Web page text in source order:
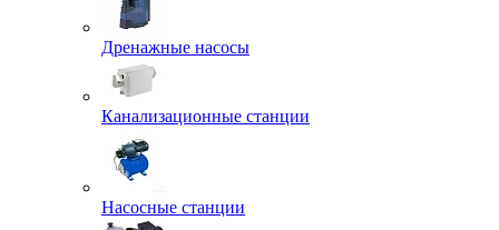
Дренажные насосы
Канализационные станции
Насосные станции